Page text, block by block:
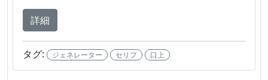
詳細
タグ: ジェネレーター セリフ 口上